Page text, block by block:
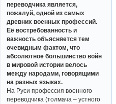
переводчика является,
пожалуй, одной из самых
древних военных профессий.
Её востребованность и
важность объясняется тем
очевидным фактом, что
абсолютное большинство войн
в мировой истории велось
между народами, говорящими
на разных языках.
На Руси профессия военного
переводчика (толмача – устного